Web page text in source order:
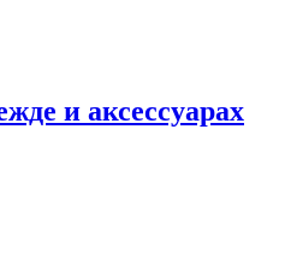
и аксессуарах